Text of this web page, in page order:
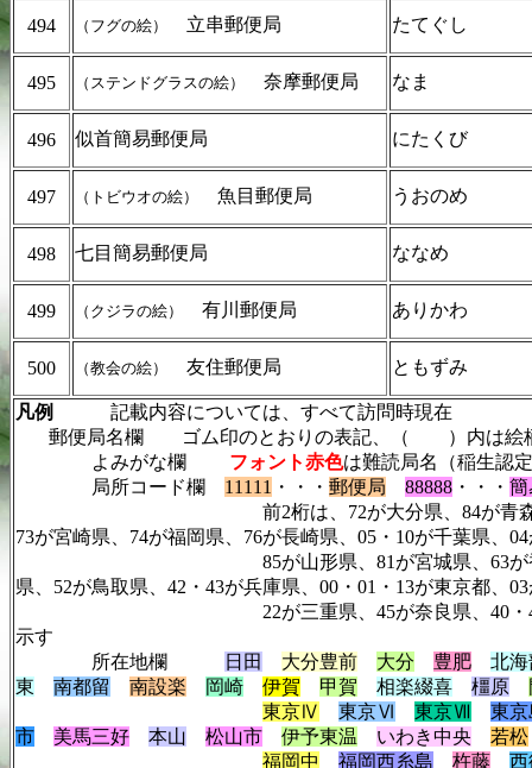
494 （フグの絵） 立串郵便局 たてぐし
495 （ステンドグラスの絵） 奈摩郵便局 なま
496 似首簡易郵便局 にたくび
497 （トビウオの絵） 魚目郵便局 うおのめ
498 七目簡易郵便局 ななめ
499 （クジラの絵） 有川郵便局 ありかわ
500 （教会の絵） 友住郵便局 ともずみ
凡例
記載内容については、すべて訪問時現在
郵便局名欄 ゴム印のとおりの表記、（ ）内は絵柄
よみがな欄 フォント赤色は難読局名（稲生認
局所コード欄 11111 ・・・ 郵便局 88888 ・・・ 簡
前2桁は、72が大分県、84が青森県、23が静
73が宮崎県、74が福岡県、76が長崎県、05・10が千葉県、
85が山形県、81が宮城県、63が香川県、62が
県、52が鳥取県、42・43が兵庫県、00・01・13が東京都、
22が三重県、45が奈良県、40・41が大阪府、
示す
所在地欄
日田 大分豊前 大分 豊肥
北海
東
南都留 南設楽 岡崎 伊賀 甲賀 相楽綴喜 橿原
東京Ⅳ
東京Ⅵ 東京Ⅶ
東
市
美馬三好 本山 松山市 伊予東温 いわき中央
若松
福岡中
福岡西糸島 杵藤 西